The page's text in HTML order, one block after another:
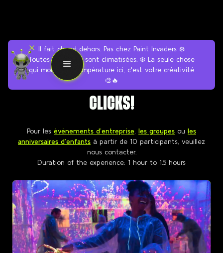
Il fait chaud dehors. Pas chez Paint Invaders ❄️
Toutes nos salles sont climatisées. ❄️ La seule chose
qui monte en température ici, c'est votre créativité
🎨🔥
BOOK YOUR ACTIVITY IN 2
CLICKS!
Pour les événements d’entreprise, les groupes ou les
anniversaires d’enfants à partir de 10 participants, veuillez
nous contacter.
Duration of the experience: 1 hour to 1.5 hours